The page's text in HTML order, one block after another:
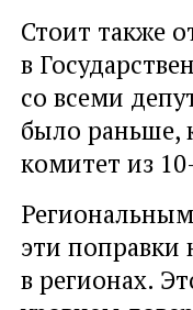
Стоит также
в
со всеми
было раньше,
комитет из
эти поправки
в регионах.